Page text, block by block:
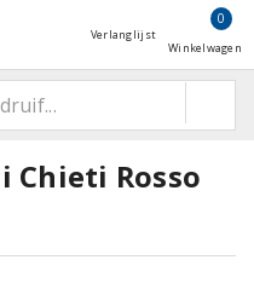
Verlanglijst
0
Winkelwagen
Chieti Rosso